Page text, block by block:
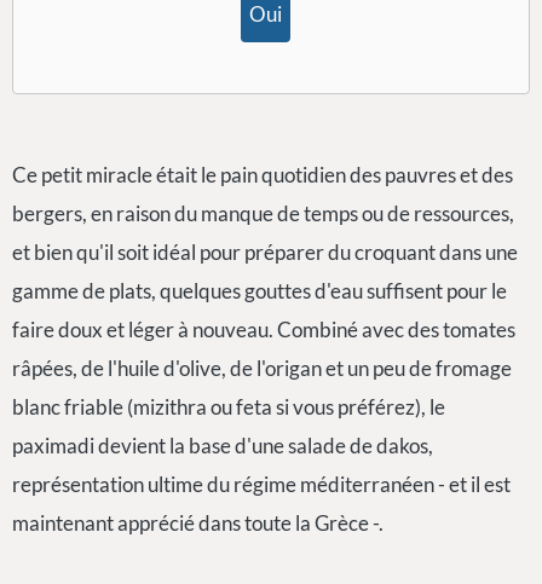
Oui
Ce petit miracle était le pain quotidien des pauvres et des
bergers, en raison du manque de temps ou de ressources,
et bien qu'il soit idéal pour préparer du croquant dans une
gamme de plats, quelques gouttes d'eau suffisent pour le
faire doux et léger à nouveau. Combiné avec des tomates
râpées, de l'huile d'olive, de l'origan et un peu de fromage
blanc friable (mizithra ou feta si vous préférez), le
paximadi devient la base d'une salade de dakos,
représentation ultime du régime méditerranéen - et il est
maintenant apprécié dans toute la Grèce -.